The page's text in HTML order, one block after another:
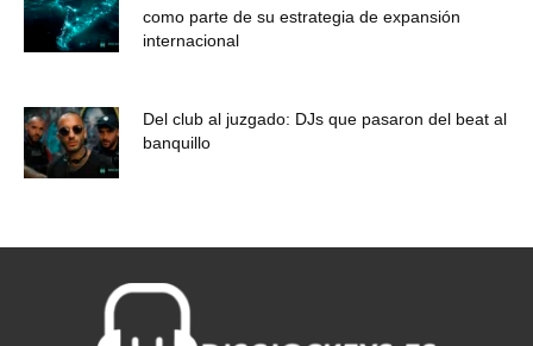
como parte de su estrategia de expansión
internacional
Del club al juzgado: DJs que pasaron del beat al
banquillo